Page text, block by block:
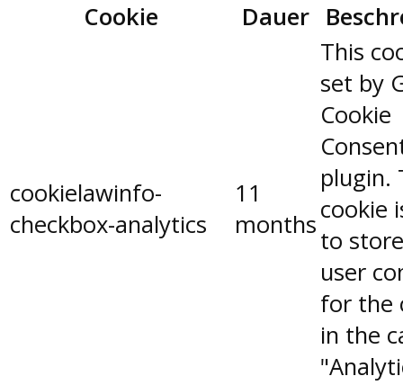
Cookie
Dauer
cookielawinfo-
checkbox-analytics
11
months
This
set by
Cookie
plugin.
cookie
to
user
for the
in the